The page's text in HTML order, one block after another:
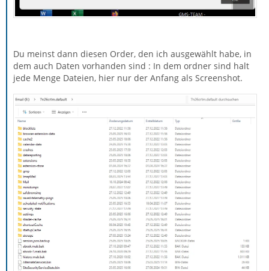
Du meinst dann diesen Order, den ich ausgewählt habe, in
dem auch Daten vorhanden sind : In dem ordner sind halt
jede Menge Dateien, hier nur der Anfang als Screenshot.